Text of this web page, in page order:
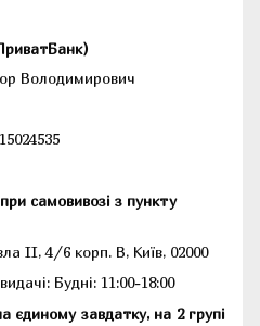
Володимирович
самовивозі з пункту
II, 4/6 корп. В, Київ, 02000
Будні: 11:00-18:00
завдатку, на 2 групі